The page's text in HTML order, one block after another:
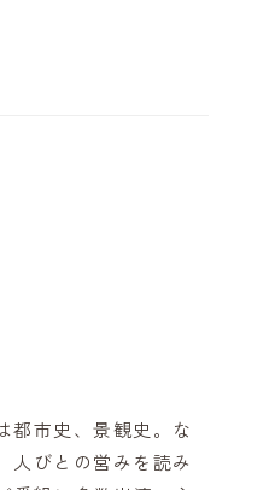
都市史、景観史。な
人びとの営みを読み